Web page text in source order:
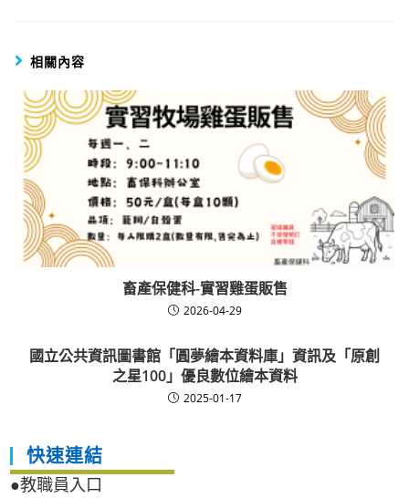
相關內容
畜產保健科-實習雞蛋販售
2026-04-29
國立公共資訊圖書館「圓夢繪本資料庫」資訊及「原創
之星100」優良數位繪本資料
2025-01-17
快速連結
●教職員入口